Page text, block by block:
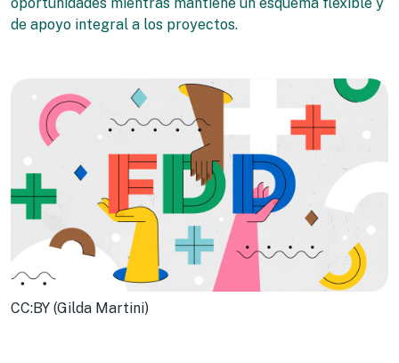
de apoyo integral a los proyectos.
CC:BY (Gilda Martini)